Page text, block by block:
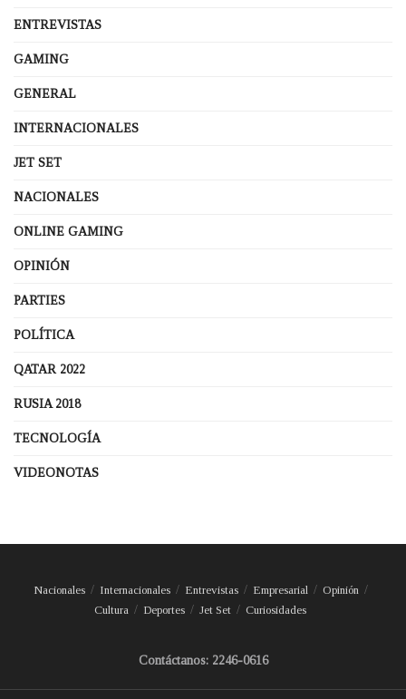
ENTREVISTAS
GAMING
GENERAL
INTERNACIONALES
JET SET
NACIONALES
ONLINE GAMING
OPINIÓN
PARTIES
POLÍTICA
QATAR 2022
RUSIA 2018
TECNOLOGÍA
VIDEONOTAS
Nacionales Internacionales Entrevistas Empresarial
Opinión
Cultura
Deportes Jet Set Curiosidades
Contáctanos: 2246-0616